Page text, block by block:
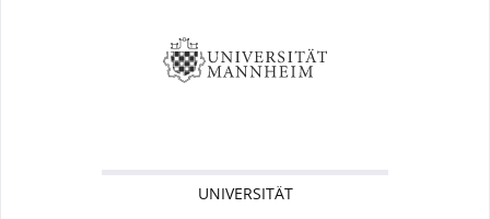
UNIVERSITÄT